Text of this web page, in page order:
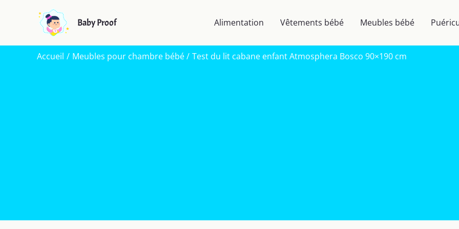
Baby Proof Alimentation Vêtements bébé Meubles bébé
Accueil Meubles pour chambre bébé Test du lit cabane enfant Atmosphera Bosco 90×190 cm